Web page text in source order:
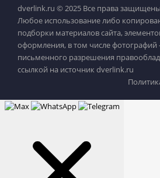
dverlink.ru © 2025 Все права защищены
Любое использование либо
подборки материалов сайта,
оформления, в том числе фотографий
письменного разрешения
ссылкой на источник dverlink.ru